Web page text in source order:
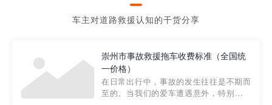
车主对道路救援认知的干货分享
崇州市事故救援拖车收费标准（全国统
一价格）
在日常出行中，事故的发生往往是不期而
至的。当我们的爱车遭遇意外，特别是在